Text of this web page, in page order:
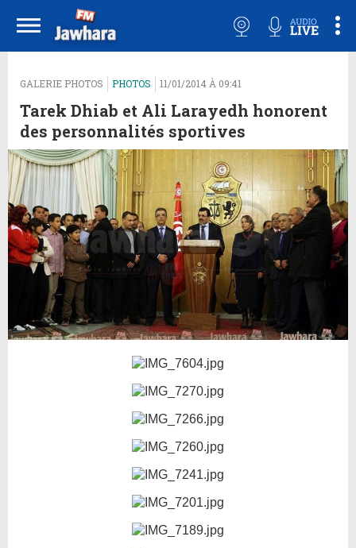
GALERIE PHOTOS PHOTOS 11/01/2014 À 09:41
Tarek Dhiab et Ali Larayedh honorent
des personnalités sportives